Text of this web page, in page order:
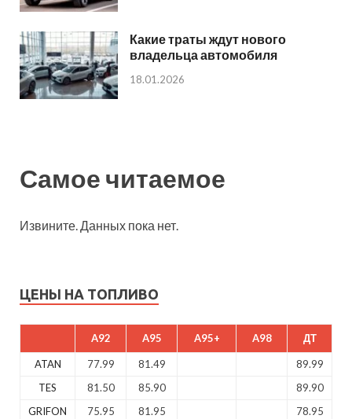
Какие траты ждут нового
владельца автомобиля
18.01.2026
Самое читаемое
Извините. Данных пока нет.
ЦЕНЫ НА ТОПЛИВО
A92 A95 A95+ A98 ДТ
ATAN 77.99 81.49
89.99
TES
81.50 85.90
89.90
GRIFON
75.95 81.95 78.95